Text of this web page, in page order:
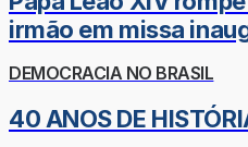
irmão em missa
DEMOCRACIA NO BRASIL
40 ANOS DE